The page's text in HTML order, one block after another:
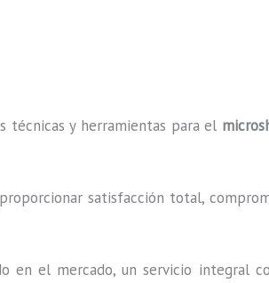
técnicas y herramientas para el
satisfacción total,
en el mercado, un servicio integral